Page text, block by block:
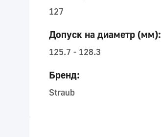
127
Допуск на диаметр (мм):
125.7 - 128.3
Бренд:
Straub